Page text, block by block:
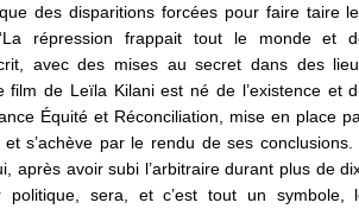
des disparitions forcées pour faire taire
“La répression frappait tout le monde et
avec des mises au secret dans des
film de Leïla Kilani est né de l’existence et
Équité et Réconciliation,
mise en place
s’achève par le rendu de ses conclusions.
après avoir subi l’arbitraire durant plus de
politique, sera, et c’est tout un symbole,